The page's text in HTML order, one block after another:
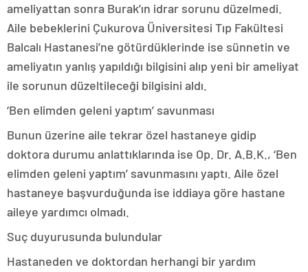
ameliyattan sonra Burak’ın idrar sorunu düzelmedi.
Aile bebeklerini Çukurova Üniversitesi Tıp Fakültesi
Balcalı Hastanesi’ne götürdüklerinde ise sünnetin ve
ameliyatın yanlış yapıldığı bilgisini alıp yeni bir ameliyat
ile sorunun düzeltileceği bilgisini aldı.
‘Ben elimden geleni yaptım’ savunması
Bunun üzerine aile tekrar özel hastaneye gidip
doktora durumu anlattıklarında ise Op. Dr. A.B.K., ‘Ben
elimden geleni yaptım’ savunmasını yaptı. Aile özel
hastaneye başvurduğunda ise iddiaya göre hastane
aileye yardımcı olmadı.
Suç duyurusunda bulundular
Hastaneden ve doktordan herhangi bir yardım